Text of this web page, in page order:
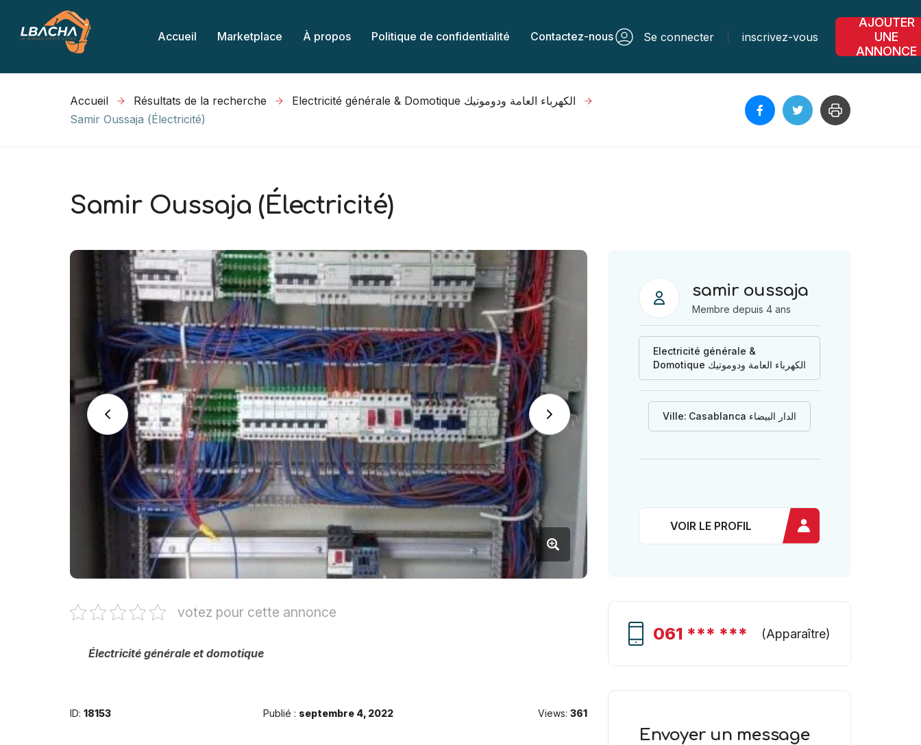
Accueil Marketplace À propos Politique de confidentialité Contactez-nous Se connecter inscrivez-vous
AJOUTER
UNE
ANNONCE
Accueil Résultats de la recherche
Electricité générale & Domotique الكهرباء العامة ودوموتيك
Samir Oussaja (Électricité)
Samir Oussaja (Électricité)
votez pour cette annonce
Électricité générale et domotique
ID: 18153 Publié : septembre 4, 2022 Views: 361
samir oussaja
Membre depuis 4 ans
Electricité générale &
Domotique الكهرباء العامة ودوموتيك
Ville: Casablanca الدار البيضاء
VOIR LE PROFIL
061 *** *** (Apparaître)
Envoyer un message